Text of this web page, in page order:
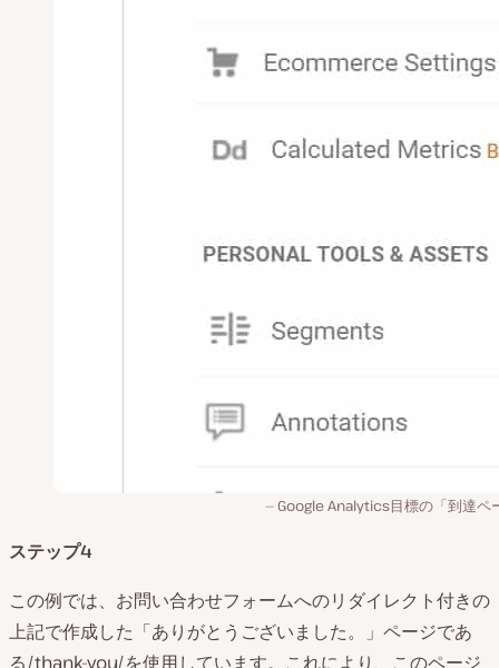
Google Analytics目標の「到達ペ
ステップ4
この例では、お問い合わせフォームへのリダイレクト付きの
上記で作成した「ありがとうございました。」ページであ
る/thank-you/を使用しています。これにより、このページ